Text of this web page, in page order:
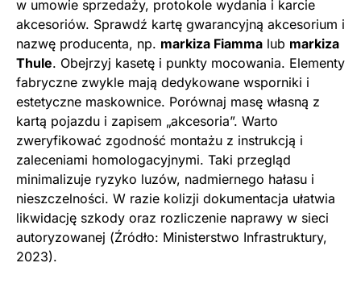
w umowie sprzedaży, protokole wydania i karcie
akcesoriów. Sprawdź kartę gwarancyjną akcesorium i
nazwę producenta, np. markiza Fiamma lub markiza
Thule. Obejrzyj kasetę i punkty mocowania. Elementy
fabryczne zwykle mają dedykowane wsporniki i
estetyczne maskownice. Porównaj masę własną z
kartą pojazdu i zapisem „akcesoria”. Warto
zweryfikować zgodność montażu z instrukcją i
zaleceniami homologacyjnymi. Taki przegląd
minimalizuje ryzyko luzów, nadmiernego hałasu i
nieszczelności. W razie kolizji dokumentacja ułatwia
likwidację szkody oraz rozliczenie naprawy w sieci
autoryzowanej (Źródło: Ministerstwo Infrastruktury,
2023).